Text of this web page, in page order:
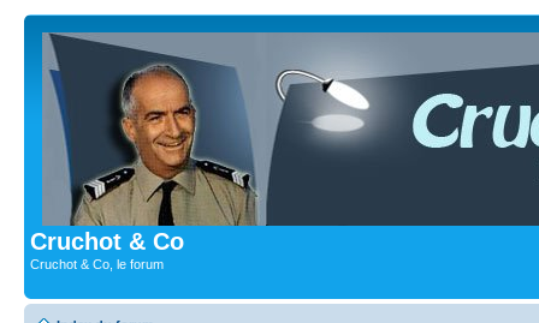
Cruchot & Co
Cruchot & Co, le forum